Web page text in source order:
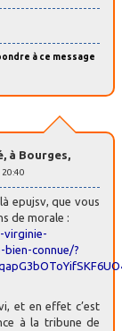
à ce message
à Bourges,
20:40
epujsv, que vous
de morale :
virginie-
connue/?
et en effet c’est
à la tribune de